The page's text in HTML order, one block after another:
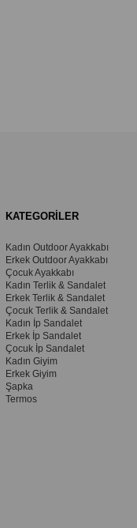
KATEGORİLER
Kadın Outdoor Ayakkabı
Erkek Outdoor Ayakkabı
Çocuk Ayakkabı
Kadın Terlik & Sandalet
Erkek Terlik & Sandalet
Çocuk Terlik & Sandalet
Kadın İp Sandalet
Erkek İp Sandalet
Çocuk İp Sandalet
Kadın Giyim
Erkek Giyim
Şapka
Termos